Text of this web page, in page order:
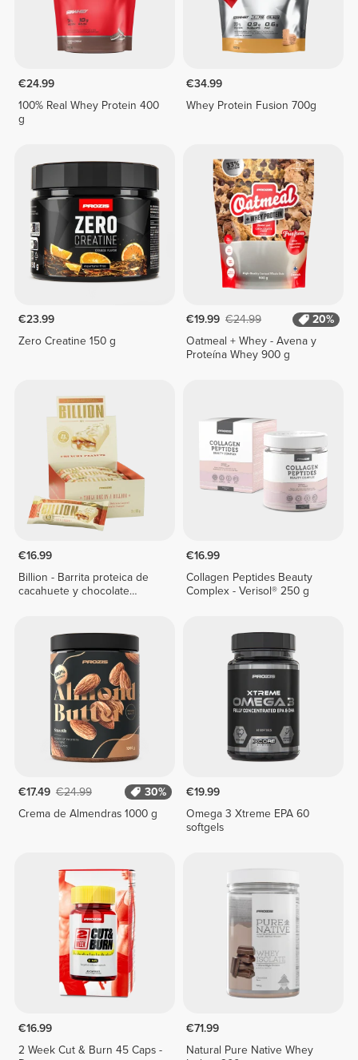
€24.99
100% Real Whey Protein 400
g
€34.99
Whey Protein Fusion 700g
€23.99
Zero Creatine 150 g
€19.99 €24.99
20%
Oatmeal + Whey - Avena y
Proteína Whey 900 g
€16.99
Billion - Barrita proteica de
cacahuete y chocolate
€16.99
Collagen Peptides Beauty
Complex - Verisol® 250 g
€17.49 €24.99
30%
Crema de Almendras 1000 g
€19.99
Omega 3 Xtreme EPA 60
softgels
€16.99
2 Week Cut & Burn 45 Caps -
€71.99
Natural Pure Native Whey